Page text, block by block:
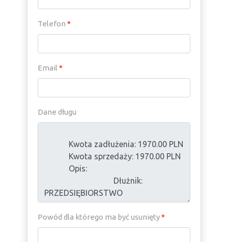
Telefon*
Email*
Dane długu
Powód dla którego ma być usunięty*